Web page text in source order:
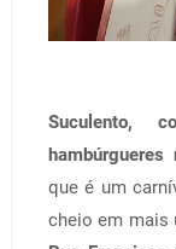
Suculento,
que é um
cheio em mais